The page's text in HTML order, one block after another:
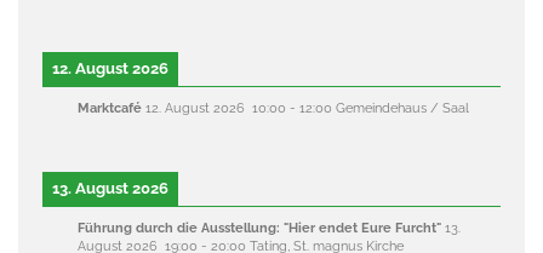
12. August 2026
Marktcafé 12. August 2026 10:00 - 12:00 Gemeindehaus / Saal
13. August 2026
Führung durch die Ausstellung: "Hier endet Eure Furcht" 13.
August 2026 19:00 - 20:00 Tating, St. magnus Kirche